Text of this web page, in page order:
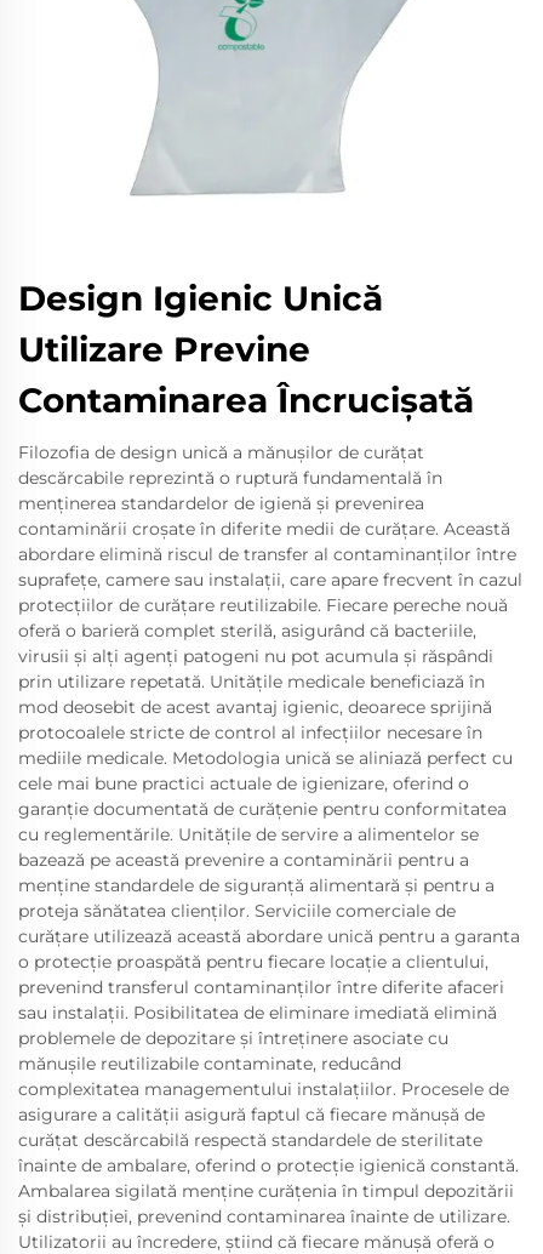
Design Igienic Unică
Utilizare Previne
Contaminarea Încrucișată
Filozofia de design unică a mănușilor de curățat
descărcabile reprezintă o ruptură fundamentală în
menținerea standardelor de igienă și prevenirea
contaminării croșate în diferite medii de curățare. Această
abordare elimină riscul de transfer al contaminanților între
suprafețe, camere sau instalații, care apare frecvent în cazul
protecțiilor de curățare reutilizabile. Fiecare pereche nouă
oferă o barieră complet sterilă, asigurând că bacteriile,
virusii și alți agenți patogeni nu pot acumula și răspândi
prin utilizare repetată. Unitățile medicale beneficiază în
mod deosebit de acest avantaj igienic, deoarece sprijină
protocoalele stricte de control al infecțiilor necesare în
mediile medicale. Metodologia unică se aliniază perfect cu
cele mai bune practici actuale de igienizare, oferind o
garanție documentată de curățenie pentru conformitatea
cu reglementările. Unitățile de servire a alimentelor se
bazează pe această prevenire a contaminării pentru a
menține standardele de siguranță alimentară și pentru a
proteja sănătatea clienților. Serviciile comerciale de
curățare utilizează această abordare unică pentru a garanta
o protecție proaspătă pentru fiecare locație a clientului,
prevenind transferul contaminanților între diferite afaceri
sau instalații. Posibilitatea de eliminare imediată elimină
problemele de depozitare și întreținere asociate cu
mănușile reutilizabile contaminate, reducând
complexitatea managementului instalațiilor. Procesele de
asigurare a calității asigură faptul că fiecare mănușă de
curățat descărcabilă respectă standardele de sterilitate
înainte de ambalare, oferind o protecție igienică constantă.
Ambalarea sigilată menține curățenia în timpul depozitării
și distribuției, prevenind contaminarea înainte de utilizare.
Utilizatorii au încredere, știind că fiecare mănușă oferă o